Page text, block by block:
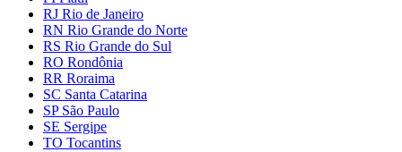
RJ Rio de Janeiro
RN Rio Grande do Norte
RS Rio Grande do Sul
RO Rondônia
RR Roraima
SC Santa Catarina
SP São Paulo
SE Sergipe
TO Tocantins